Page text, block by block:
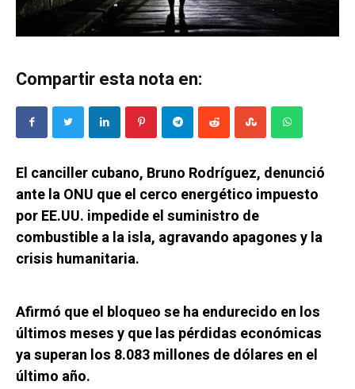
Compartir esta nota en:
El canciller cubano, Bruno Rodríguez, denunció
ante la ONU que el cerco energético impuesto
por EE.UU. impedide el suministro de
combustible a la isla, agravando apagones y la
crisis humanitaria.
Afirmó que el bloqueo se ha endurecido en los
últimos meses y que las pérdidas económicas
ya superan los 8.083 millones de dólares en el
último año.